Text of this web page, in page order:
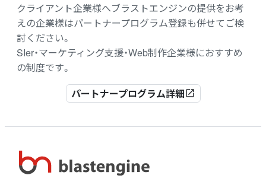
クライアント企業様へブラストエンジンの提供をお考
えの企業様はパートナープログラム登録も併せてご検
討ください。
SIer・マーケティング支援・Web制作企業様におすすめ
の制度です。
パートナープログラム詳細open_in_new